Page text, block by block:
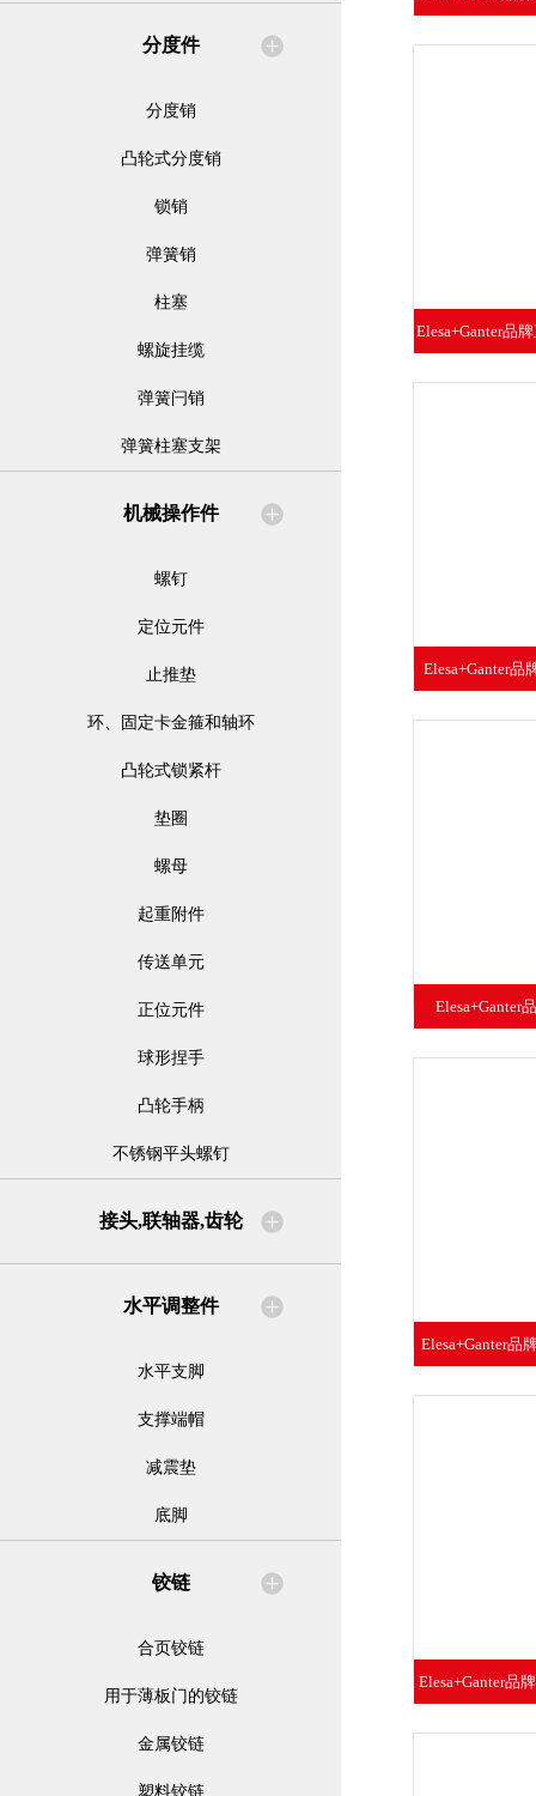
分度件
分度销
凸轮式分度销
锁销
弹簧销
柱塞
螺旋挂缆
弹簧闩销
弹簧柱塞支架
机械操作件
螺钉
定位元件
止推垫
环、固定卡金箍和轴环
凸轮式锁紧杆
垫圈
螺母
起重附件
传送单元
正位元件
球形捏手
凸轮手柄
不锈钢平头螺钉
接头,联轴器,齿轮
水平调整件
水平支脚
支撑端帽
减震垫
底脚
铰链
合页铰链
用于薄板门的铰链
金属铰链
塑料铰链
Elesa+Ganter品
Elesa+Ganter品
Elesa+Ganter
Elesa+Ganter品
Elesa+Ganter品